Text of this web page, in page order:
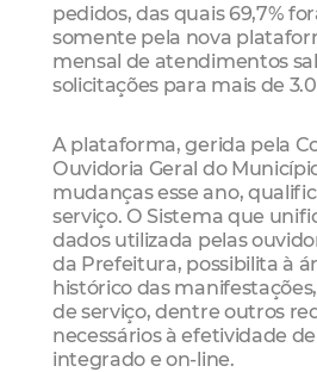
pedidos, das quais 69,7%
somente pela nova
mensal de atendimentos
solicitações para mais de
A plataforma, gerida pela
Ouvidoria Geral do
mudanças esse ano,
serviço. O Sistema que
dados utilizada pelas
da Prefeitura, possibilita à
histórico das
de serviço, dentre outros
necessários à efetividade
integrado e on-line.